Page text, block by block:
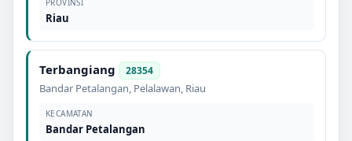
Riau
Terbangiang 28354
Bandar Petalangan, Pelalawan, Riau
KECAMATAN
Bandar Petalangan